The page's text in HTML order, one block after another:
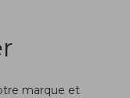
marque et